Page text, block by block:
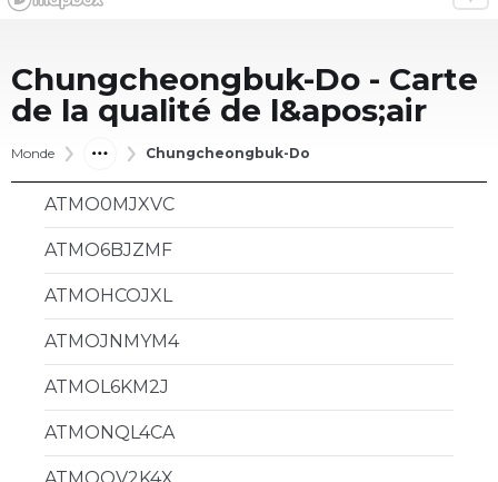
Chungcheongbuk-Do - Carte
de la qualité de l&apos;air
Monde Chungcheongbuk-Do
ATMO0MJXVC
ATMO6BJZMF
ATMOHCOJXL
ATMOJNMYM4
ATMOL6KM2J
ATMONQL4CA